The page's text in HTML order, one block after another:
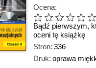
Ocena:
Bądź pierwszym,
oceni tę książkę
Stron: 336
Druk: oprawa